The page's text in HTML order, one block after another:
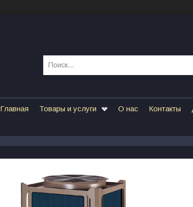
Главная Товары и услуги О нас Контакты